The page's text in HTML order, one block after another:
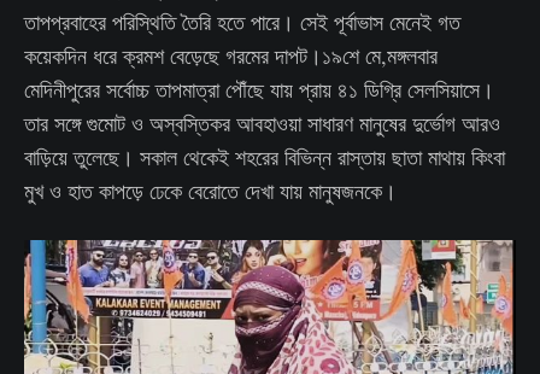
তাপপ্রবাহের পরিস্থিতি তৈরি হতে পারে। সেই পূর্বাভাস মেনেই গত
কয়েকদিন ধরে ক্রমশ বেড়েছে গরমের দাপট।১৯শে মে,মঙ্গলবার
মেদিনীপুরের সর্বোচ্চ তাপমাত্রা পৌঁছে যায় প্রায় ৪১ ডিগ্রি সেলসিয়াসে।
তার সঙ্গে গুমোট ও অস্বস্তিকর আবহাওয়া সাধারণ মানুষের দুর্ভোগ আরও
বাড়িয়ে তুলেছে। সকাল থেকেই শহরের বিভিন্ন রাস্তায় ছাতা মাথায় কিংবা
মুখ ও হাত কাপড়ে ঢেকে বেরোতে দেখা যায় মানুষজনকে।